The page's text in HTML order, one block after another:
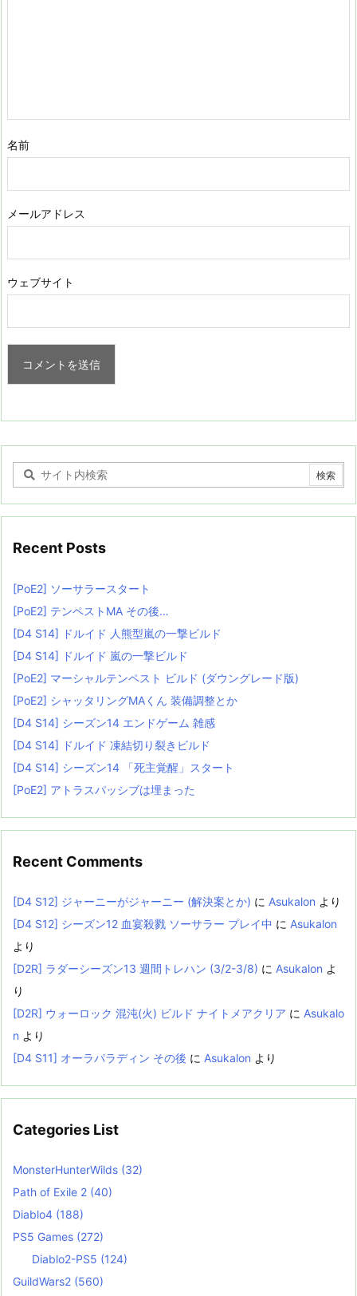
名前
メールアドレス
ウェブサイト
Recent Posts
[PoE2] ソーサラースタート
[PoE2] テンペストMA その後…
[D4 S14] ドルイド 人熊型嵐の一撃ビルド
[D4 S14] ドルイド 嵐の一撃ビルド
[PoE2] マーシャルテンペスト ビルド (ダウングレード版)
[PoE2] シャッタリングMAくん 装備調整とか
[D4 S14] シーズン14 エンドゲーム 雑感
[D4 S14] ドルイド 凍結切り裂きビルド
[D4 S14] シーズン14 「死主覚醒」スタート
[PoE2] アトラスパッシブは埋まった
Recent Comments
[D4 S12] ジャーニーがジャーニー (解決案とか) に Asukalon より
[D4 S12] シーズン12 血宴殺戮 ソーサラー プレイ中 に Asukalon
より
[D2R] ラダーシーズン13 週間トレハン (3/2-3/8) に Asukalon よ
り
[D2R] ウォーロック 混沌(火) ビルド ナイトメアクリア に Asukalo
n より
[D4 S11] オーラパラディン その後 に Asukalon より
Categories List
MonsterHunterWilds (32)
Path of Exile 2 (40)
Diablo4 (188)
PS5 Games (272)
Diablo2-PS5 (124)
GuildWars2 (560)